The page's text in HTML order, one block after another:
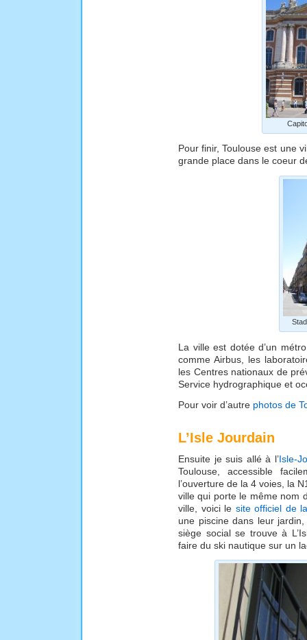
Pour finir, Toulouse est une
grande place dans le coeur
La ville est dotée d’un
comme Airbus, les
les Centres nationaux de
Service hydrographique et
Pour voir d’autre photos de
L’Isle Jourdain
Ensuite je suis allé à l’Isle-
Toulouse, accessible
l’ouverture de la 4 voies, la
ville qui porte le même nom
ville, voici le site officiel de
une piscine dans leur
siège social se trouve à
faire du ski nautique sur un